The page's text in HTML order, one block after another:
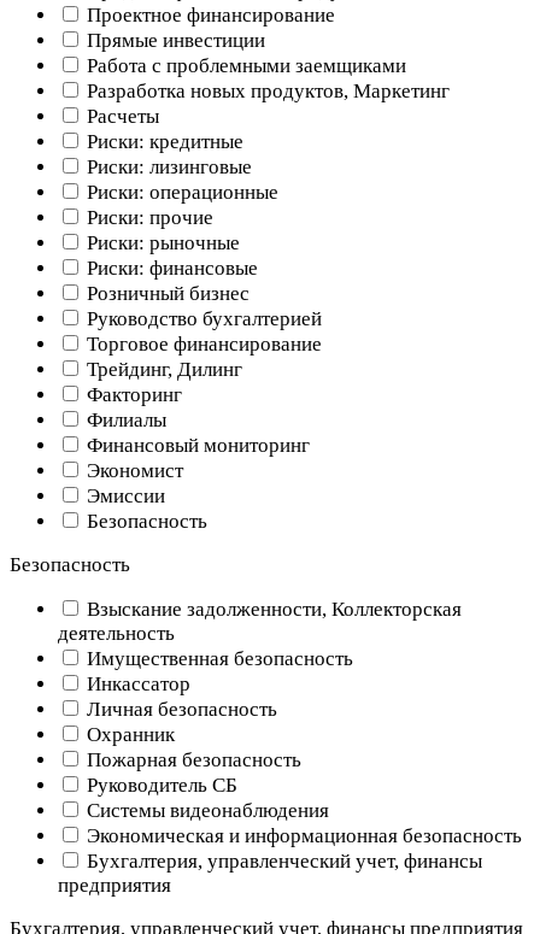
Проектное финансирование
Прямые инвестиции
Работа с проблемными заемщиками
Разработка новых продуктов, Маркетинг
Расчеты
Риски: кредитные
Риски: лизинговые
Риски: операционные
Риски: прочие
Риски: рыночные
Риски: финансовые
Розничный бизнес
Руководство бухгалтерией
Торговое финансирование
Трейдинг, Дилинг
Факторинг
Филиалы
Финансовый мониторинг
Экономист
Эмиссии
Безопасность
Безопасность
Взыскание задолженности, Коллекторская
деятельность
Имущественная безопасность
Инкассатор
Личная безопасность
Охранник
Пожарная безопасность
Руководитель СБ
Системы видеонаблюдения
Экономическая и информационная безопасность
Бухгалтерия, управленческий учет, финансы
предприятия
Бухгалтерия, управленческий учет, финансы предприятия